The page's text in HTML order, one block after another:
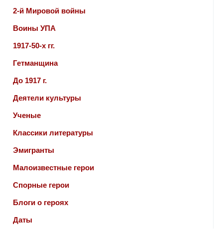
2-й Мировой войны
Воины УПА
1917-50-х гг.
Гетманщина
До 1917 г.
Деятели культуры
Ученые
Классики литературы
Эмигранты
Малоизвестные герои
Спорные герои
Блоги о героях
Даты